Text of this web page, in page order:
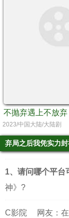
不抛弃遇上不放弃
2023/中国大陆/大陆剧
弃局之后我凭实力
1、请问哪个平台
神》?
C影院 网友：